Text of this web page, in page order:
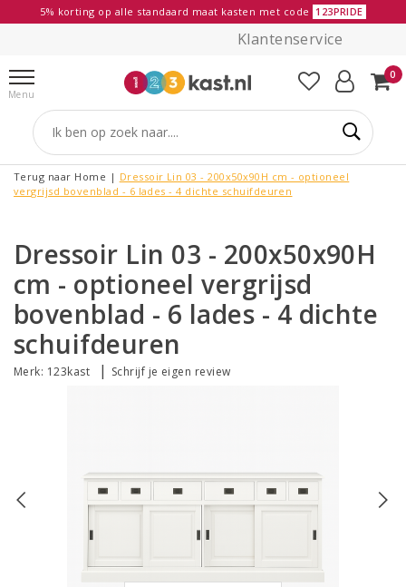
5% korting op alle standaard maat kasten met code 123PRIDE
Klantenservice
Menu
0
Terug naar Home | Dressoir Lin 03 - 200x50x90H cm - optioneel
vergrijsd bovenblad - 6 lades - 4 dichte schuifdeuren
Dressoir Lin 03 - 200x50x90H
cm - optioneel vergrijsd
bovenblad - 6 lades - 4 dichte
schuifdeuren
Merk: 123kast | Schrijf je eigen review